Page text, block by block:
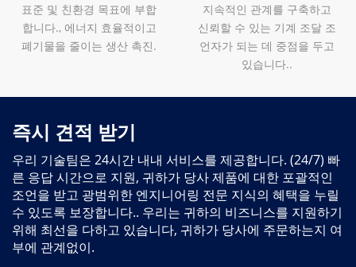
표준 및 친환경 목표에 부합
합니다., 에너지 효율적이고
폐기물을 줄이는 생산 촉진.
지속적인 관계를 구축하고
신뢰할 수 있는 기계 조달 조
언자가 되는 데 중점을 두고
있습니다..
즉시 견적 받기
우리 기술팀은 24시간 내내 서비스를 제공합니다. (24/7) 빠
른 응답 시간으로 지원, 귀하가 당사 제품에 대한 포괄적인
조언을 받고 광범위한 엔지니어링 전문 지식의 혜택을 누릴
수 있도록 보장합니다.. 우리는 귀하의 비즈니스를 지원하기
위해 최선을 다하고 있습니다, 귀하가 당사에 주문하는지 여
부에 관계없이.